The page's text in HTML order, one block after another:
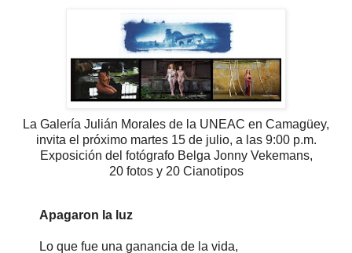
La Galería Julián Morales de la UNEAC en Camagüey,
invita el próximo martes 15 de julio, a las 9:00 p.m.
Exposición del fotógrafo Belga Jonny Vekemans,
20 fotos y 20 Cianotipos
Apagaron la luz
Lo que fue una ganancia de la vida,